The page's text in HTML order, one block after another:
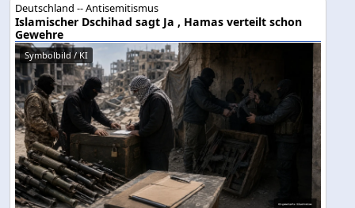
Deutschland -- Antisemitismus
Islamischer Dschihad sagt Ja , Hamas verteilt schon
Gewehre
Symbolbild / KI